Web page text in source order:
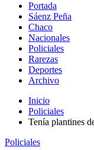
Portada
Sáenz Peña
Chaco
Nacionales
Policiales
Rarezas
Deportes
Archivo
Inicio
Policiales
Tenía plantines
Policiales